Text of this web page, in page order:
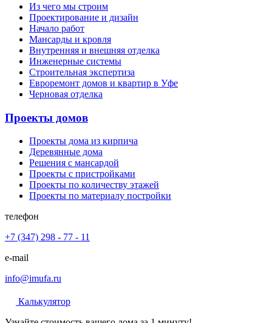
Из чего мы строим
Проектирование и дизайн
Начало работ
Мансарды и кровля
Внутренняя и внешняя отделка
Инженерные системы
Строительная экспертиза
Евроремонт домов и квартир в Уфе
Черновая отделка
Проекты домов
Проекты дома из кирпича
Деревянные дома
Решения с мансардой
Проекты с пристройками
Проекты по количеству этажей
Проекты по материалу постройки
телефон
+7 (347) 298 - 77 - 11
e-mail
info@imufa.ru
Калькулятор